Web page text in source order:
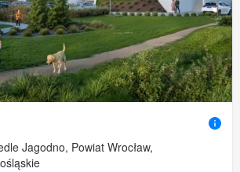
Jagodno, Powiat Wrocław,